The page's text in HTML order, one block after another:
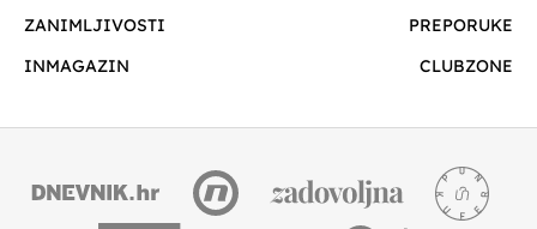
ZANIMLJIVOSTI
PREPORUKE
INMAGAZIN
CLUBZONE